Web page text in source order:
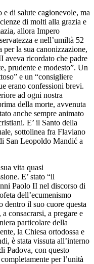
di salute cagionevole, ma
di molti alla grazia e
allora Impero
e nell’umiltà 52
la sua canonizzazione,
aveva ricordato che padre
prudente e modesto”. Un
e un “consigliere
erano confessioni brevi.
ad ogni nostra
della morte, avvenuta
anche sempre animato
E’ il Santo della
sottolinea fra Flaviano
San Leopoldo Mandić a
vita quasi
E’ stato “il
Paolo II nel discorso di
dell’ecumenismo
dentro il suo cuore questa
consacrarsi, a pregare e
particolare della
la Chiesa ortodossa e
è stata vissuta all’interno
Padova, con questo
per l’unità